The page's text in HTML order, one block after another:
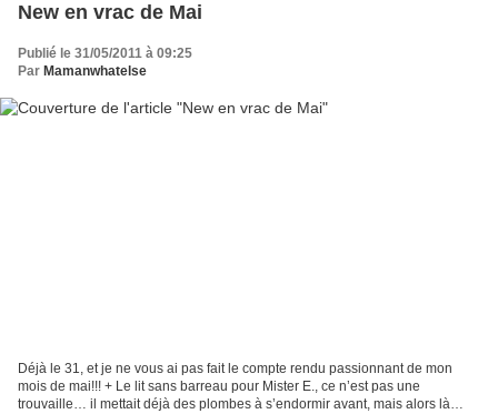
New en vrac de Mai
Publié le 31/05/2011 à 09:25
Par Mamanwhatelse
Déjà le 31, et je ne vous ai pas fait le compte rendu passionnant de mon
mois de mai!!! + Le lit sans barreau pour Mister E., ce n’est pas une
trouvaille… il mettait déjà des plombes à s’endormir avant, mais alors là